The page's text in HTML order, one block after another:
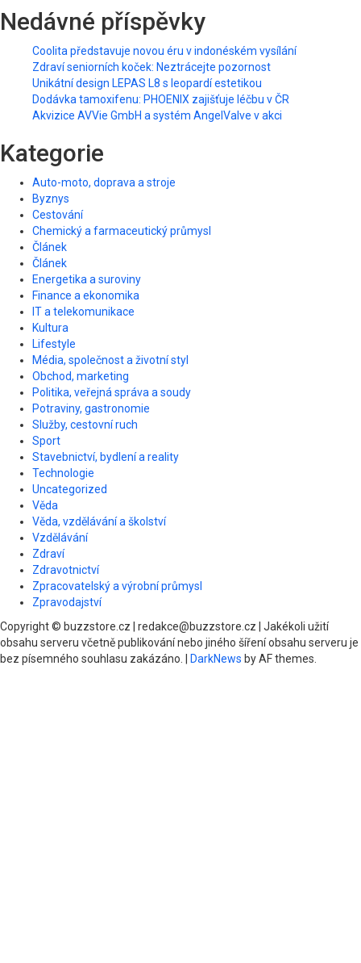
Nedávné příspěvky
Coolita představuje novou éru v indonéském vysílání
Zdraví seniorních koček: Neztrácejte pozornost
Unikátní design LEPAS L8 s leopardí estetikou
Dodávka tamoxifenu: PHOENIX zajišťuje léčbu v ČR
Akvizice AVVie GmbH a systém AngelValve v akci
Kategorie
Auto-moto, doprava a stroje
Byznys
Cestování
Chemický a farmaceutický průmysl
Článek
Článek
Energetika a suroviny
Finance a ekonomika
IT a telekomunikace
Kultura
Lifestyle
Média, společnost a životní styl
Obchod, marketing
Politika, veřejná správa a soudy
Potraviny, gastronomie
Služby, cestovní ruch
Sport
Stavebnictví, bydlení a reality
Technologie
Uncategorized
Věda
Věda, vzdělávání a školství
Vzdělávání
Zdraví
Zdravotnictví
Zpracovatelský a výrobní průmysl
Zpravodajství
Copyright © buzzstore.cz | redakce@buzzstore.cz | Jakékoli užití
obsahu serveru včetně publikování nebo jiného šíření obsahu serveru je
bez písemného souhlasu zakázáno.
DarkNews by AF themes.